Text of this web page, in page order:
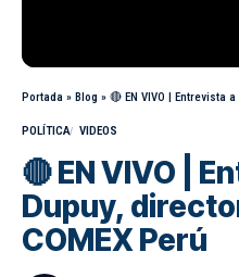
Portada » Blog » 🔴 EN VIVO | Entrevista a
POLÍTICA VIDEOS
🔴 EN VIVO |
Dupuy,
COMEX Perú